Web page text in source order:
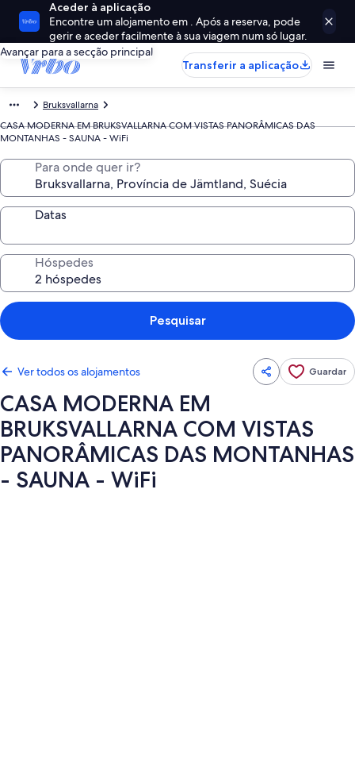
Aceder à aplicação
Encontre um alojamento em . Após a reserva, pode
gerir e aceder facilmente à sua viagem num só lugar.
Avançar para a secção principal
Transferir a aplicação
Bruksvallarna
CASA MODERNA EM BRUKSVALLARNA COM VISTAS PANORÂMICAS DAS
MONTANHAS - SAUNA - WiFi
Para onde quer ir?
Datas
Hóspedes
Pesquisar
Ver todos os alojamentos Guardar
CASA MODERNA EM
BRUKSVALLARNA COM VISTAS
PANORÂMICAS DAS MONTANHAS
- SAUNA - WiFi